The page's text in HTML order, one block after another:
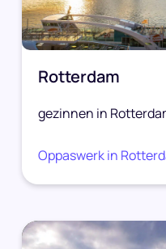
Rotterdam
gezinnen in
Oppaswerk in